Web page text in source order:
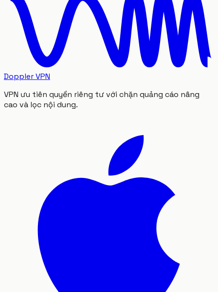
Doppler VPN
VPN ưu tiên quyền riêng tư với chặn quảng cáo nâng
cao và lọc nội dung.